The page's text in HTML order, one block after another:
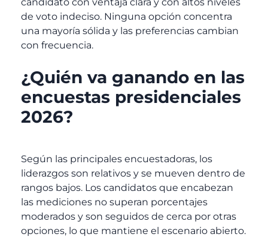
de voto indeciso. Ninguna opción concentra
una mayoría sólida y las preferencias cambian
con frecuencia.
¿Quién va ganando en las
encuestas presidenciales
2026?
Según las principales encuestadoras, los
liderazgos son relativos y se mueven dentro de
rangos bajos. Los candidatos que encabezan
las mediciones no superan porcentajes
moderados y son seguidos de cerca por otras
opciones, lo que mantiene el escenario abierto.